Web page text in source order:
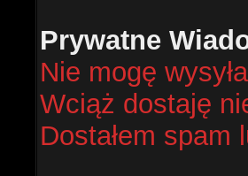
Prywatne
Nie mogę
Wciąż dostaję
Dostałem